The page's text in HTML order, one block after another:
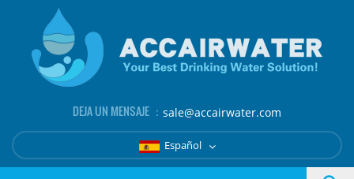
DEJA UN MENSAJE ： sale@accairwater.com
Español